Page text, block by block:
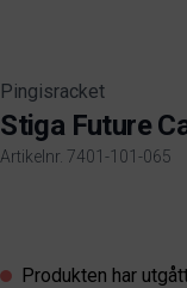
Pingisracket
Stiga Future
Artikelnr. 7401-101-065
Produkten har